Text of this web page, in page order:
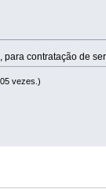
contratação de
vezes.)